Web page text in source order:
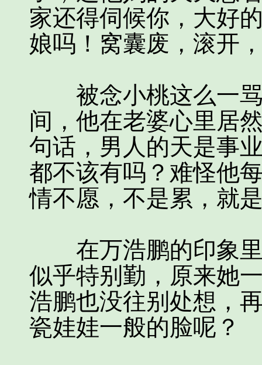
家还得伺候你，大好
娘吗！窝囊废，滚开
被念小桃这么一骂
间，他在老婆心里居
句话，男人的天是事
都不该有吗？难怪他
情不愿，不是累，就
在万浩鹏的印象里
似乎特别勤，原来她
浩鹏也没往别处想，
瓷娃娃一般的脸呢？